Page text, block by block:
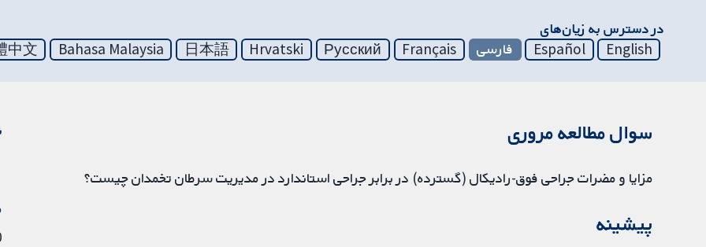
در دسترس به زیان‌های
English
Español فارسی Français
Русский
Hrvatski
日本語
Bahasa Malaysia
中文
سوال مطالعه مروری
مزایا و مضرات جراحی فوق-رادیکال (گسترده) در برابر جراحی استاندارد در مدیریت سرطان تخمدان چیست؟
پیشینه